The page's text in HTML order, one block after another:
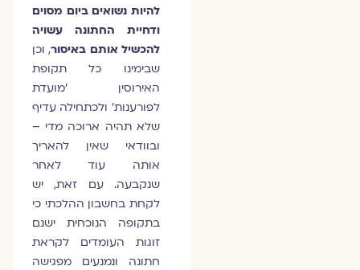
להיות נשואים ביום מסוים
ודחיית החתונה עשויה
להכשיל אותם באיסור, וכן
שבימינו כל תקופת
האירוסין 'מועדת
לפורענות' ולכתחילה עדיף
שלא תהיה ארוכה מדי –
ובוודאי שאין להאריך
אותה עוד לאחר
שנקבעה. עם זאת, יש
לקחת בחשבון ההלכתי כי
בתקופה הנוכחית ישנם
זוגות העומדים לקראת
חתונה ונמנעים מפגישה